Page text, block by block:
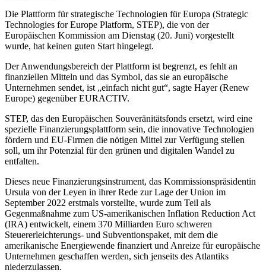
Die Plattform für strategische Technologien für Europa (Strategic
Technologies for Europe Platform, STEP), die von der
Europäischen Kommission am Dienstag (20. Juni) vorgestellt
wurde, hat keinen guten Start hingelegt.
Der Anwendungsbereich der Plattform ist begrenzt, es fehlt an
finanziellen Mitteln und das Symbol, das sie an europäische
Unternehmen sendet, ist „einfach nicht gut“, sagte Hayer (Renew
Europe) gegenüber EURACTIV.
STEP, das den Europäischen Souveränitätsfonds ersetzt, wird eine
spezielle Finanzierungsplattform sein, die innovative Technologien
fördern und EU-Firmen die nötigen Mittel zur Verfügung stellen
soll, um ihr Potenzial für den grünen und digitalen Wandel zu
entfalten.
Dieses neue Finanzierungsinstrument, das Kommissionspräsidentin
Ursula von der Leyen in ihrer Rede zur Lage der Union im
September 2022 erstmals vorstellte, wurde zum Teil als
Gegenmaßnahme zum US-amerikanischen Inflation Reduction Act
(IRA) entwickelt, einem 370 Milliarden Euro schweren
Steuererleichterungs- und Subventionspaket, mit dem die
amerikanische Energiewende finanziert und Anreize für europäische
Unternehmen geschaffen werden, sich jenseits des Atlantiks
niederzulassen.